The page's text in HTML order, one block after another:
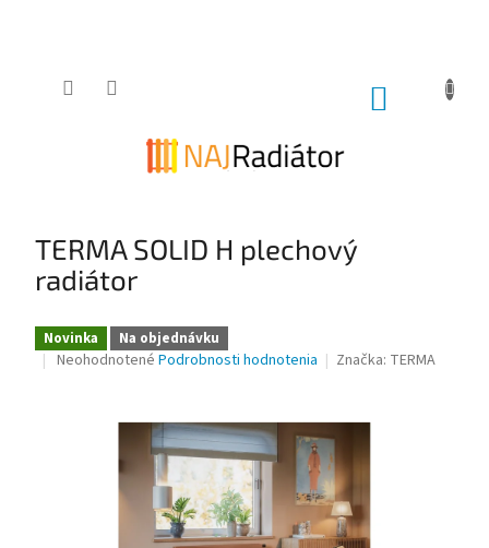
NÁKUPNÝ
TERMA SOLID H plechový
radiátor
Novinka Na objednávku
Priemerné
hviezdičiek.
Neohodnotené Podrobnosti hodnotenia Značka: TERMA